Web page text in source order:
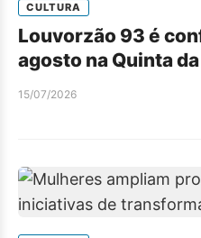
CULTURA
Louvorzão 93 é
agosto na Quinta
15/07/2026